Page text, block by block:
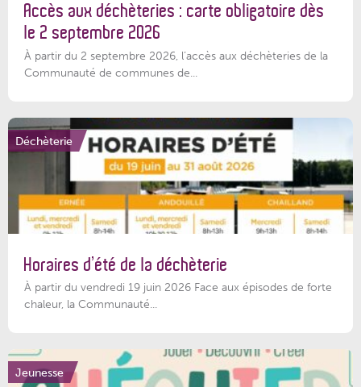
Accès aux déchèteries : carte obligatoire dès
le 2 septembre 2026
À partir du 2 septembre 2026, l’accès aux déchèteries de la
Communauté de communes de...
Déchèterie
Horaires d’été de la déchèterie
À partir du vendredi 19 juin 2026 Face aux épisodes de forte
chaleur, la Communauté...
Jeunesse